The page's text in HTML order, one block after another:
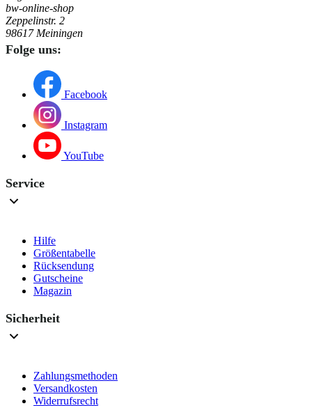
bw-online-shop
Zeppelinstr. 2
98617 Meiningen
Folge uns:
Facebook
Instagram
YouTube
Service
Hilfe
Größentabelle
Rücksendung
Gutscheine
Magazin
Sicherheit
Zahlungsmethoden
Versandkosten
Widerrufsrecht